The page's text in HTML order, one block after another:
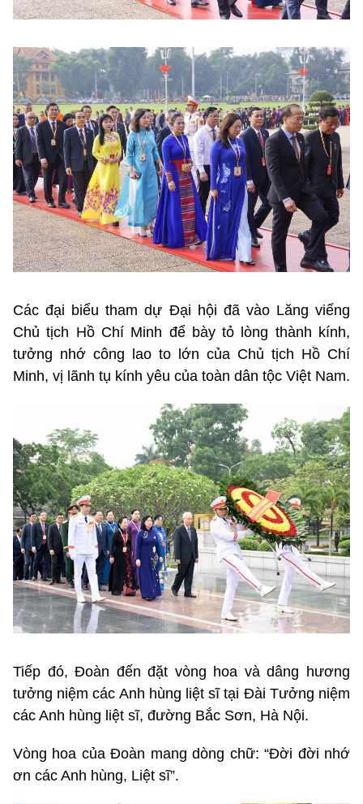
Các đại biểu tham dự Đại hội đã vào Lăng viếng
Chủ tịch Hồ Chí Minh để bày tỏ lòng thành kính,
tưởng nhớ công lao to lớn của Chủ tịch Hồ Chí
Minh, vị lãnh tụ kính yêu của toàn dân tộc Việt Nam.
Tiếp đó, Đoàn đến đặt vòng hoa và dâng hương
tưởng niệm các Anh hùng liệt sĩ tại Đài Tưởng niệm
các Anh hùng liệt sĩ, đường Bắc Sơn, Hà Nội.
Vòng hoa của Đoàn mang dòng chữ: “Đời đời nhớ
ơn các Anh hùng, Liệt sĩ”.